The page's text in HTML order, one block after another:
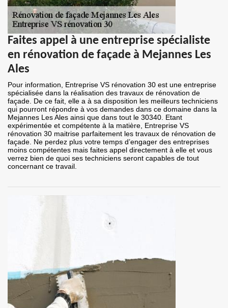
Faites appel à une entreprise spécialiste
en rénovation de façade à Mejannes Les
Ales
Pour information, Entreprise VS rénovation 30 est une entreprise
spécialisée dans la réalisation des travaux de rénovation de
façade. De ce fait, elle a à sa disposition les meilleurs techniciens
qui pourront répondre à vos demandes dans ce domaine dans la
Mejannes Les Ales ainsi que dans tout le 30340. Etant
expérimentée et compétente à la matière, Entreprise VS
rénovation 30 maitrise parfaitement les travaux de rénovation de
façade. Ne perdez plus votre temps d’engager des entreprises
moins compétentes mais faites appel directement à elle et vous
verrez bien de quoi ses techniciens seront capables de tout
concernant ce travail.